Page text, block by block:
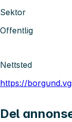
Sektor
Offentlig
Nettsted
https://
Del